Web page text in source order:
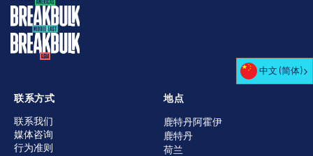
地点
鹿特丹阿霍伊
鹿特丹
荷兰
联系方式
联系我们
媒体咨询
行为准则
中文 (简体)